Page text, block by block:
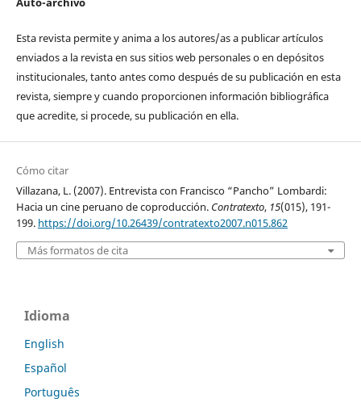
Esta revista permite y anima a los autores/as a publicar artículos
enviados a la revista en sus sitios web personales o en depósitos
institucionales, tanto antes como después de su publicación en esta
revista, siempre y cuando proporcionen información bibliográfica
que acredite, si procede, su publicación en ella.
Cómo citar
Villazana, L. (2007). Entrevista con Francisco “Pancho” Lombardi:
Hacia un cine peruano de coproducción. Contratexto, 15(015), 191-
199. https://doi.org/10.26439/contratexto2007.n015.862
Más formatos de cita
Idioma
English
Español
Português